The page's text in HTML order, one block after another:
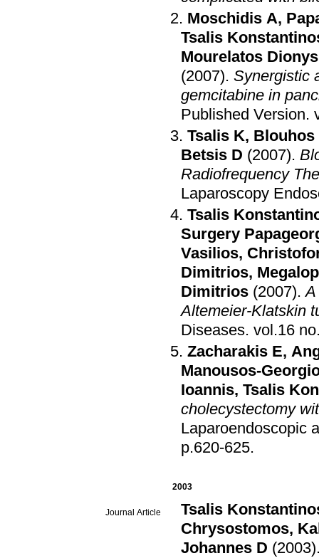
Moschidis A,
Tsalis
Mourelatos
(2007). Synergistic
gemcitabine in
Published Version.
Tsalis K, Blouhos
Betsis D (2007).
Radiofrequency
Laparoscopy
Tsalis
Surgery
Vasilios,
Dimitrios,
Dimitrios (2007).A
Altemeier-Klatskin
Diseases.
Zacharakis E,
Manousos-
Ioannis, Tsalis
cholecystectomy
Laparoendoscopic
p.620-625.
2003
Journal Article
Tsalis
Chrysostomos,
Johannes D (2003)